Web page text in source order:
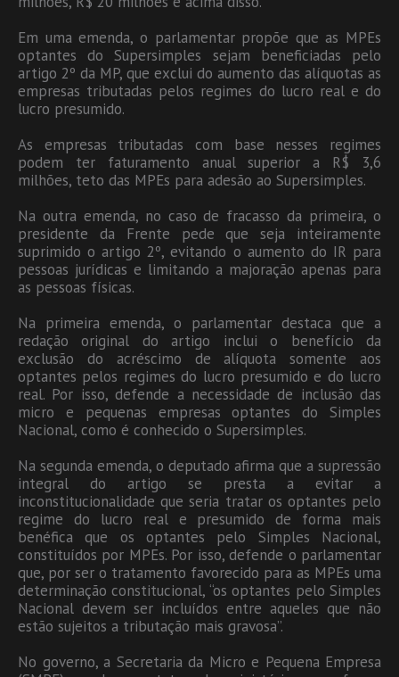
Em uma emenda, o parlamentar propõe que as MPEs
optantes do Supersimples sejam beneficiadas pelo
artigo 2º da MP, que exclui do aumento das alíquotas as
empresas tributadas pelos regimes do lucro real e do
lucro presumido.
As empresas tributadas com base nesses regimes
podem ter faturamento anual superior a R$ 3,6
milhões, teto das MPEs para adesão ao Supersimples.
Na outra emenda, no caso de fracasso da primeira, o
presidente da Frente pede que seja inteiramente
suprimido o artigo 2º, evitando o aumento do IR para
pessoas jurídicas e limitando a majoração apenas para
as pessoas físicas.
Na primeira emenda, o parlamentar destaca que a
redação original do artigo inclui o benefício da
exclusão do acréscimo de alíquota somente aos
optantes pelos regimes do lucro presumido e do lucro
real. Por isso, defende a necessidade de inclusão das
micro e pequenas empresas optantes do Simples
Nacional, como é conhecido o Supersimples.
Na segunda emenda, o deputado afirma que a supressão
integral do artigo se presta a evitar a
inconstitucionalidade que seria tratar os optantes pelo
regime do lucro real e presumido de forma mais
benéfica que os optantes pelo Simples Nacional,
constituídos por MPEs. Por isso, defende o parlamentar
que, por ser o tratamento favorecido para as MPEs uma
determinação constitucional, “os optantes pelo Simples
Nacional devem ser incluídos entre aqueles que não
estão sujeitos a tributação mais gravosa”.
No governo, a Secretaria da Micro e Pequena Empresa